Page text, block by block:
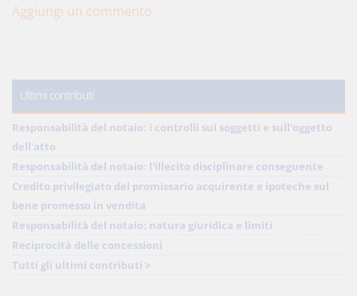
Aggiungi un commento
Ultimi contributi
Responsabilità del notaio: i controlli sui soggetti e sull'oggetto
dell'atto
Responsabilità del notaio: l'illecito disciplinare conseguente
Credito privilegiato del promissario acquirente e ipoteche sul
bene promesso in vendita
Responsabilità del notaio: natura giuridica e limiti
Reciprocità delle concessioni
Tutti gli ultimi contributi >